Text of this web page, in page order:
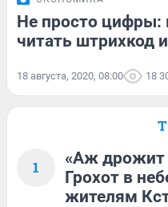
Не просто цифры:
читать штрихкод
18 августа, 2020, 08:00 18
1
«Аж дрожит
Грохот в
жителям